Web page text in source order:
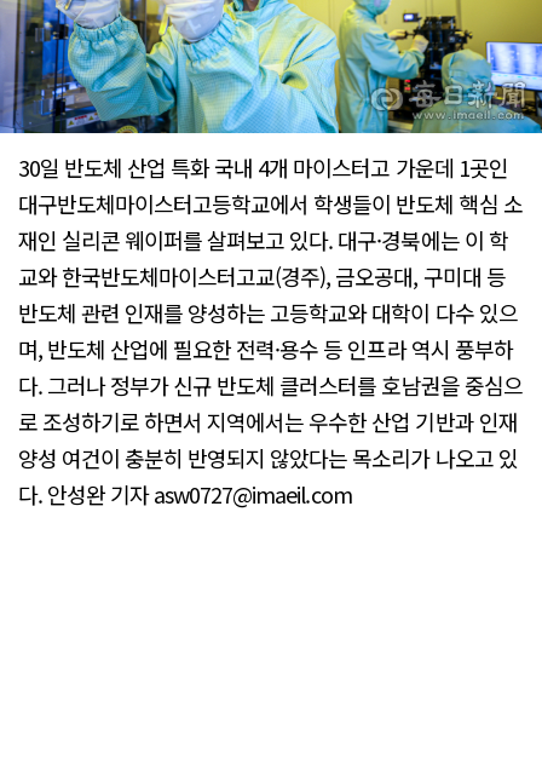
30일 반도체 산업 특화 국내 4개 마이스터고 가운데 1곳인
대구반도체마이스터고등학교에서 학생들이 반도체 핵심 소
재인 실리콘 웨이퍼를 살펴보고 있다. 대구·경북에는 이 학
교와 한국반도체마이스터고교(경주), 금오공대, 구미대 등
반도체 관련 인재를 양성하는 고등학교와 대학이 다수 있으
며, 반도체 산업에 필요한 전력·용수 등 인프라 역시 풍부하
다. 그러나 정부가 신규 반도체 클러스터를 호남권을 중심으
로 조성하기로 하면서 지역에서는 우수한 산업 기반과 인재
양성 여건이 충분히 반영되지 않았다는 목소리가 나오고 있
다. 안성완 기자 asw0727@imaeil.com